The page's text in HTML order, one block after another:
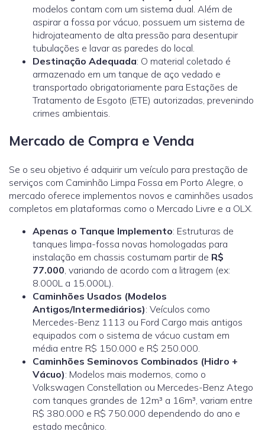
modelos contam com um sistema dual. Além de
aspirar a fossa por vácuo, possuem um sistema de
hidrojateamento de alta pressão para desentupir
tubulações e lavar as paredes do local.
Destinação Adequada: O material coletado é
armazenado em um tanque de aço vedado e
transportado obrigatoriamente para Estações de
Tratamento de Esgoto (ETE) autorizadas, prevenindo
crimes ambientais.
Mercado de Compra e Venda
Se o seu objetivo é adquirir um veículo para prestação de
serviços com Caminhão Limpa Fossa em Porto Alegre, o
mercado oferece implementos novos e caminhões usados
completos em plataformas como o Mercado Livre e a OLX.
Apenas o Tanque Implemento: Estruturas de
tanques limpa-fossa novas homologadas para
instalação em chassis costumam partir de R$
77.000 , variando de acordo com a litragem (ex:
8.000L a 15.000L).
Caminhões Usados (Modelos
Antigos/Intermediários): Veículos como
Mercedes-Benz 1113 ou Ford Cargo mais antigos
equipados com o sistema de vácuo custam em
média entre R$ 150.000 e R$ 250.000.
Caminhões Seminovos Combinados (Hidro +
Vácuo): Modelos mais modernos, como o
Volkswagen Constellation ou Mercedes-Benz Atego
com tanques grandes de 12m³ a 16m³, variam entre
R$ 380.000 e R$ 750.000 dependendo do ano e
estado mecânico.